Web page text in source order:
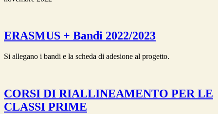
ERASMUS + Bandi 2022/2023
Si allegano i bandi e la scheda di adesione al progetto.
CORSI DI RIALLINEAMENTO PER LE
CLASSI PRIME